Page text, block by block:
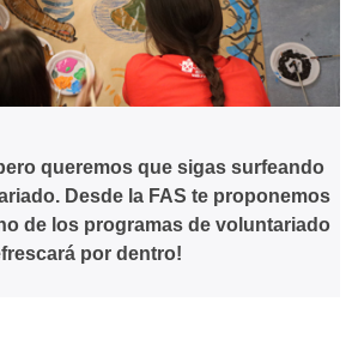
queremos que sigas surfeando
Desde la FAS te proponemos
de los programas de voluntariado
por dentro!